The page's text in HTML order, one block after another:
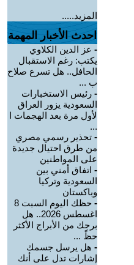
المزيد.....
احدث الأخبار المهمة
- عز الدين الكلاوي
يكتب: رغم الاستقبال
الحافل.. هل تسرع صلاح
ب ...
- رئيس الاستخبارات
السعودية يزور العراق
لأول مرة بعد الهجمات ا
...
- تحذير رسمي مصري
من طرق احتيال جديدة
على المواطنين
- اتفاق أمني بين
السعودية وتركيا
وباكستان
-
حظك اليوم السبت 8
اغسطس 2026.. هل
برجك من الأبراج الأكثر
حظً ...
- هل يرسل جسمك
إشارات تدل على أنك